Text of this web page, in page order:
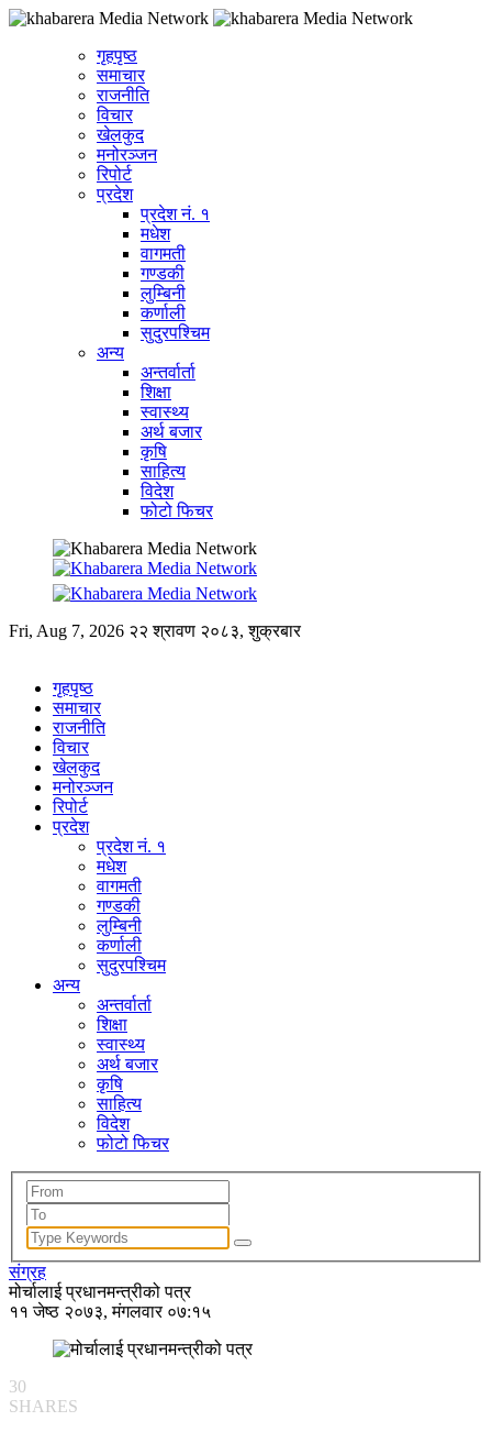
गृहपृष्ठ
समाचार
राजनीति
विचार
खेलकुद
मनोरञ्जन
रिपोर्ट
प्रदेश
प्रदेश नं. १
मधेश
वागमती
गण्डकी
लुम्बिनी
कर्णाली
सुदुरपश्चिम
अन्य
अन्तर्वार्ता
शिक्षा
स्वास्थ्य
अर्थ बजार
कृषि
साहित्य
विदेश
फोटो फिचर
Fri, Aug 7, 2026 २२ श्रावण २०८३, शुक्रबार
गृहपृष्ठ
समाचार
राजनीति
विचार
खेलकुद
मनोरञ्जन
रिपोर्ट
प्रदेश
प्रदेश नं. १
मधेश
वागमती
गण्डकी
लुम्बिनी
कर्णाली
सुदुरपश्चिम
अन्य
अन्तर्वार्ता
शिक्षा
स्वास्थ्य
अर्थ बजार
कृषि
साहित्य
विदेश
फोटो फिचर
संग्रह
मोर्चालाई प्रधानमन्त्रीको पत्र
११ जेष्ठ २०७३, मंगलवार ०७:१५
30
SHARES